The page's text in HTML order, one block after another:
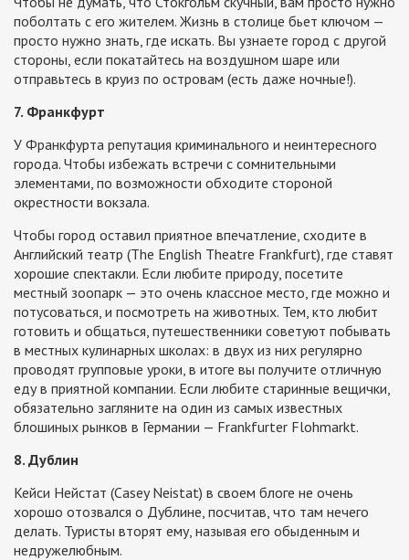
поболтать с его жителем. Жизнь в столице бьет ключом —
просто нужно знать, где искать. Вы узнаете город с другой
стороны, если покатайтесь на воздушном шаре или
отправьтесь в круиз по островам (есть даже ночные!).
7. Франкфурт
У Франкфурта репутация криминального и неинтересного
города. Чтобы избежать встречи с сомнительными
элементами, по возможности обходите стороной
окрестности вокзала.
Чтобы город оставил приятное впечатление, сходите в
Английский театр (The English Theatre Frankfurt), где ставят
хорошие спектакли. Если любите природу, посетите
местный зоопарк — это очень классное место, где можно и
потусоваться, и посмотреть на животных. Тем, кто любит
готовить и общаться, путешественники советуют побывать
в местных кулинарных школах: в двух из них регулярно
проводят групповые уроки, в итоге вы получите отличную
еду в приятной компании. Если любите старинные вещички,
обязательно загляните на один из самых известных
блошиных рынков в Германии — Frankfurter Flohmarkt.
8. Дублин
Кейси Нейстат (Casey Neistat) в своем блоге не очень
хорошо отозвался о Дублине, посчитав, что там нечего
делать. Туристы вторят ему, называя его обыденным и
недружелюбным.